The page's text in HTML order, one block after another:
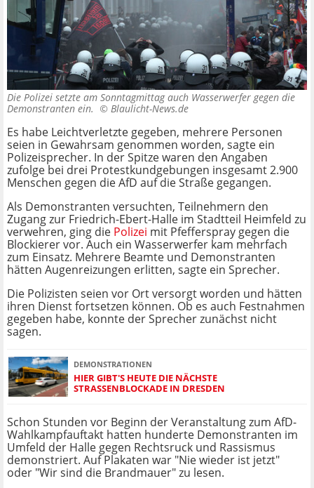
Die Polizei setzte am Sonntagmittag auch Wasserwerfer gegen die
Demonstranten ein. © Blaulicht-News.de
Es habe Leichtverletzte gegeben, mehrere Personen
seien in Gewahrsam genommen worden, sagte ein
Polizeisprecher. In der Spitze waren den Angaben
zufolge bei drei Protestkundgebungen insgesamt 2.900
Menschen gegen die AfD auf die Straße gegangen.
Als Demonstranten versuchten, Teilnehmern den
Zugang zur Friedrich-Ebert-Halle im Stadtteil Heimfeld zu
verwehren, ging die Polizei mit Pfefferspray gegen die
Blockierer vor. Auch ein Wasserwerfer kam mehrfach
zum Einsatz. Mehrere Beamte und Demonstranten
hätten Augenreizungen erlitten, sagte ein Sprecher.
Die Polizisten seien vor Ort versorgt worden und hätten
ihren Dienst fortsetzen können. Ob es auch Festnahmen
gegeben habe, konnte der Sprecher zunächst nicht
sagen.
DEMONSTRATIONEN
HIER GIBT'S HEUTE DIE NÄCHSTE
STRASSENBLOCKADE IN DRESDEN
Schon Stunden vor Beginn der Veranstaltung zum AfD-
Wahlkampfauftakt hatten hunderte Demonstranten im
Umfeld der Halle gegen Rechtsruck und Rassismus
demonstriert. Auf Plakaten war "Nie wieder ist jetzt"
oder "Wir sind die Brandmauer" zu lesen.